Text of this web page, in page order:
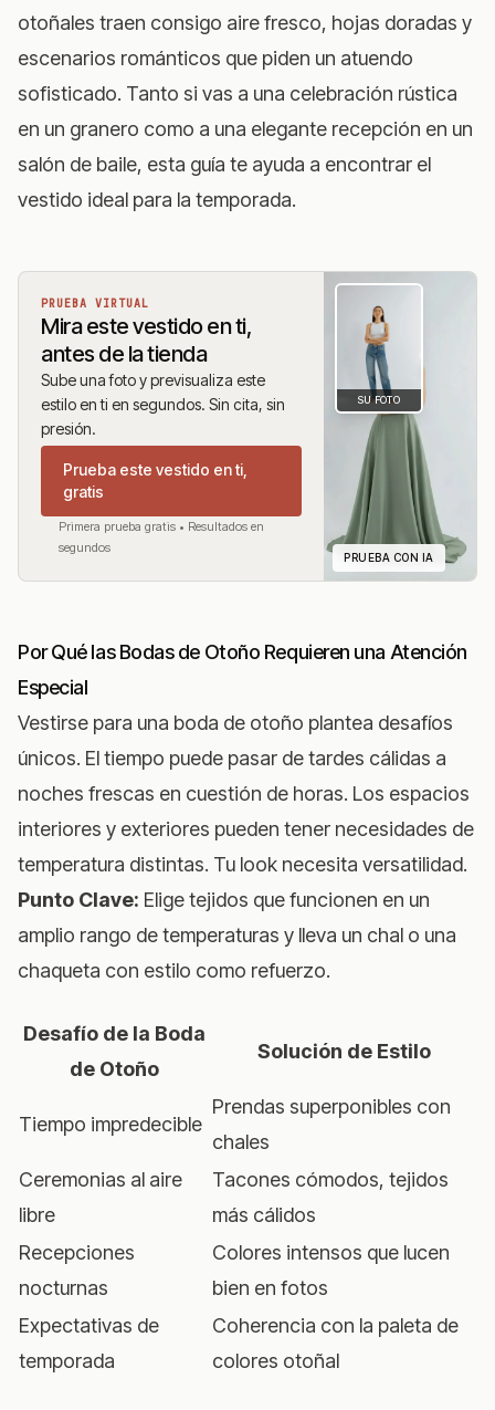
otoñales traen consigo aire fresco, hojas doradas y
escenarios románticos que piden un atuendo
sofisticado. Tanto si vas a una celebración rústica
en un granero como a una elegante recepción en un
salón de baile, esta guía te ayuda a encontrar el
vestido ideal para la temporada.
PRUEBA VIRTUAL
Mira este vestido en ti,
antes de la tienda
Sube una foto y previsualiza este
estilo en ti en segundos. Sin cita, sin
presión.
Prueba este vestido en ti,
gratis
Primera prueba gratis • Resultados en
segundos
SU FOTO
PRUEBA CON IA
Por Qué las Bodas de Otoño Requieren una Atención
Especial
Vestirse para una boda de otoño plantea desafíos
únicos. El tiempo puede pasar de tardes cálidas a
noches frescas en cuestión de horas. Los espacios
interiores y exteriores pueden tener necesidades de
temperatura distintas. Tu look necesita versatilidad.
Punto Clave: Elige tejidos que funcionen en un
amplio rango de temperaturas y lleva un chal o una
chaqueta con estilo como refuerzo.
Desafío de la Boda
de Otoño
Solución de Estilo
Tiempo impredecible
Prendas superponibles con
chales
Ceremonias al aire
libre
Tacones cómodos, tejidos
más cálidos
Recepciones
nocturnas
Colores intensos que lucen
bien en fotos
Expectativas de
temporada
Coherencia con la paleta de
colores otoñal